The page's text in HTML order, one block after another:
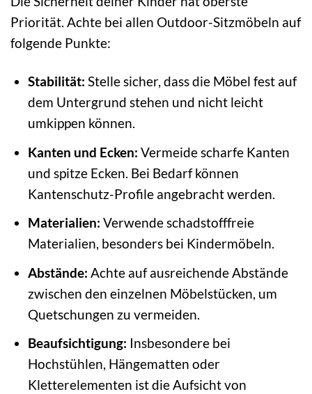
Priorität. Achte bei allen Outdoor-Sitzmöbeln auf
folgende Punkte:
Stabilität: Stelle sicher, dass die Möbel fest auf
dem Untergrund stehen und nicht leicht
umkippen können.
Kanten und Ecken: Vermeide scharfe Kanten
und spitze Ecken. Bei Bedarf können
Kantenschutz-Profile angebracht werden.
Materialien: Verwende schadstofffreie
Materialien, besonders bei Kindermöbeln.
Abstände: Achte auf ausreichende Abstände
zwischen den einzelnen Möbelstücken, um
Quetschungen zu vermeiden.
Beaufsichtigung: Insbesondere bei
Hochstühlen, Hängematten oder
Kletterelementen ist die Aufsicht von